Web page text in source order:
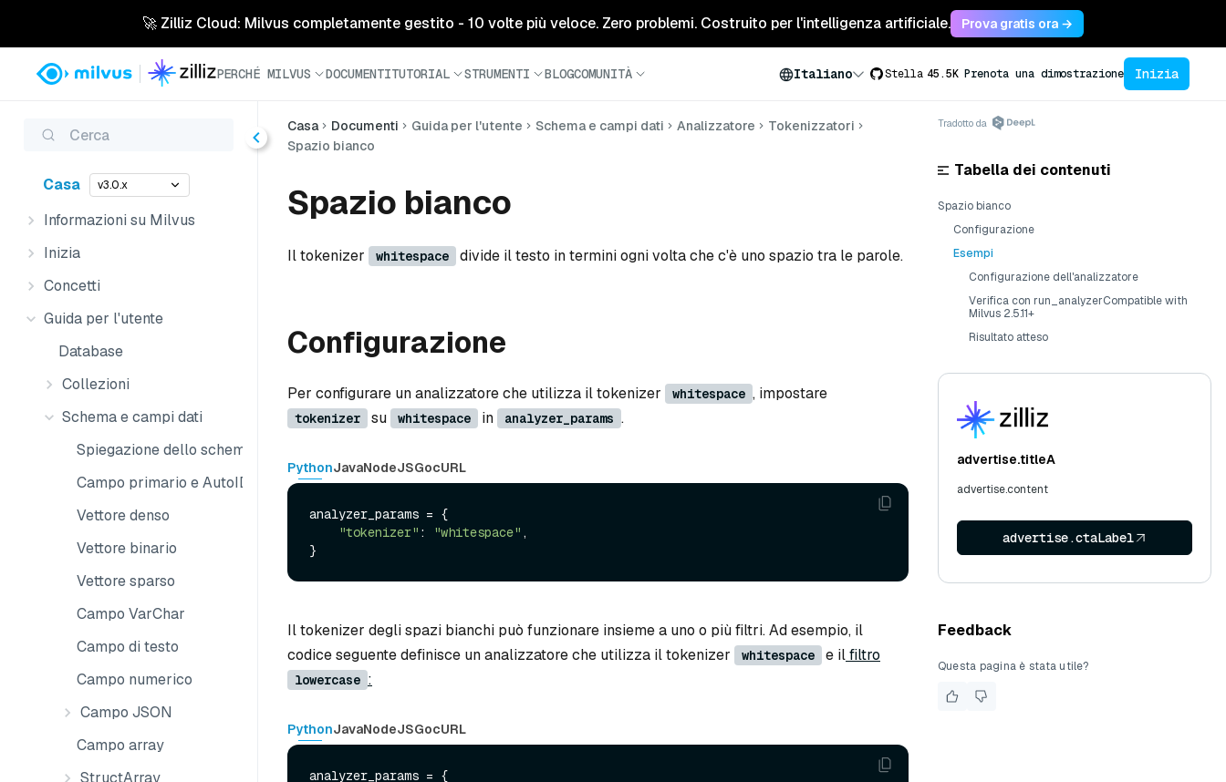
🚀 Zilliz Cloud: Milvus completamente gestito - 10 volte più veloce. Zero problemi. Costruito per l'intelligenza artificiale. Prova gratis ora →
PERCHÉ MILVUS DOCUMENTITUTORIAL STRUMENTI BLOGCOMUNITÀ Italiano Stella 45.5K Prenota una dimostrazione Inizia
Cerca
Casa v3.0.x
Informazioni su Milvus
Inizia
Concetti
Guida per l'utente
Database
Collezioni
Schema e campi dati
Spiegazione dello schema
Campo primario e AutoID
Vettore denso
Vettore binario
Vettore sparso
Campo VarChar
Campo di testo
Campo numerico
Campo JSON
Campo array
StructArray
Casa Documenti Guida per l'utente Schema e campi dati Analizzatore
Tokenizzatori
Spazio bianco
Spazio bianco
Il tokenizer whitespace divide il testo in termini ogni volta che c'è uno spazio tra le parole.
Configurazione
Per configurare un analizzatore che utilizza il tokenizer whitespace , impostare
tokenizer su whitespace in analyzer_params .
PythonJavaNodeJSGocURL
analyzer_params = {
"tokenizer" : "whitespace" ,
Il tokenizer degli spazi bianchi può funzionare insieme a uno o più filtri. Ad esempio, il
codice seguente definisce un analizzatore che utilizza il tokenizer
whitespace e ilfiltro
lowercase :
PythonJavaNodeJSGocURL
analyzer_params = {
Tradotto da
Tabella dei contenuti
Spazio bianco
Configurazione
Esempi
Configurazione dell'analizzatore
Verifica con run_analyzerCompatible with
Milvus 2.5.11+
Risultato atteso
advertise.titleA
advertise.content
advertise.ctaLabel
Feedback
Questa pagina è stata utile?